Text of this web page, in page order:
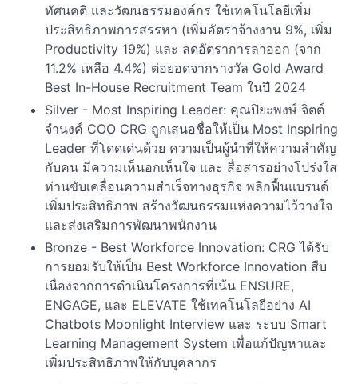
ทัศนคติ และวัฒนธรรมองค์กร ใช้เทคโนโลยีเพิ่ม
ประสิทธิภาพการสรรหา (เพิ่มอัตราจ้างงาน 9%, เพิ่ม
Productivity 19%) และ ลดอัตราการลาออก (จาก
11.2% เหลือ 4.4%) ต่อยอดจากรางวัล Gold Award
Best In-House Recruitment Team ในปี 2024
Silver - Most Inspiring Leader: คุณปิยะพงษ์ จิตต์
จำนงค์ COO CRG ถูกเสนอชื่อให้เป็น Most Inspiring
Leader ที่โดดเด่นด้วย ความเป็นผู้นำที่ให้ความสำคัญ
กับคน มีความเห็นอกเห็นใจ และ สื่อสารอย่างโปร่งใส
ท่านขับเคลื่อนความสำเร็จทางธุรกิจ พลิกฟื้นแบรนด์
เพิ่มประสิทธิภาพ สร้างวัฒนธรรมแห่งความไว้วางใจ
และส่งเสริมการพัฒนาพนักงาน
Bronze - Best Workforce Innovation: CRG ได้รับ
การยอมรับให้เป็น Best Workforce Innovation สืบ
เนื่องจากการดำเนินโครงการที่เน้น ENSURE,
ENGAGE, และ ELEVATE ใช้เทคโนโลยีอย่าง AI
Chatbots Moonlight Interview และ ระบบ Smart
Learning Management System เพื่อแก้ปัญหาและ
เพิ่มประสิทธิภาพให้กับบุคลากร